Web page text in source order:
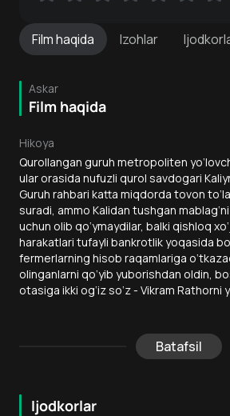
Filmhaqida Izohlar
Askar
Film haqida
Hikoya
Qurollangan guruh metropoliten
ular orasida nufuzli qurol savdogari
Guruh rahbari katta miqdorda tovon
suradi, ammo Kalidan tushgan
uchun olib qo‘ymaydilar, balki qishloq
harakatlari tufayli bankrotlik yoqasida
fermerlarning hisob raqamlariga
olinganlarni qo‘yib yuborishdan oldin,
otasiga ikki og‘iz so‘z - Vikram Rathorni
Batafsil
Ijodkorlar